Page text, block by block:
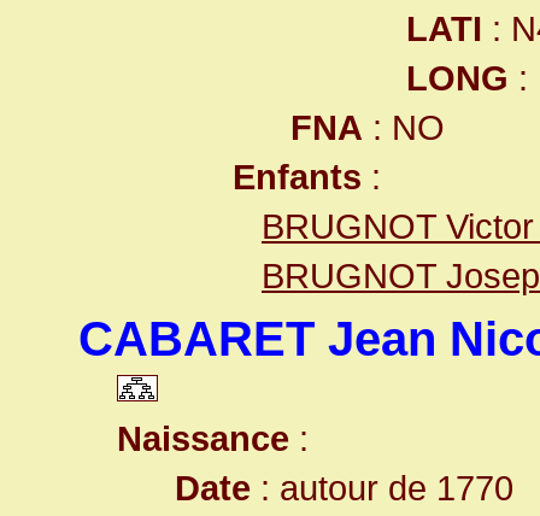
LATI :
LONG :
FNA : NO
Enfants :
BRUGNOT
BRUGNOT
CABARET Jean
Naissance :
Date : autour de 1770